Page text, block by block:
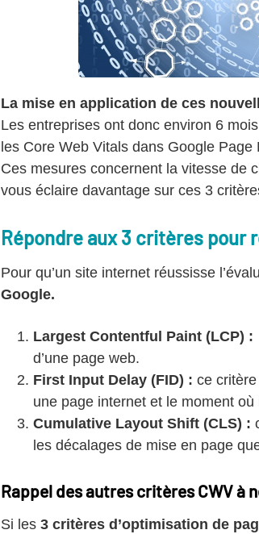
La mise en application de ces
Les entreprises ont donc environ 6
les Core Web Vitals dans Google
Ces mesures concernent la vitesse de
vous éclaire davantage sur ces 3
Répondre aux 3 critères pour
Pour qu’un site internet réussisse
Google.
Largest Contentful Paint (LCP) :
d’une page web.
First Input Delay (FID) : ce
une page internet et le moment
Cumulative Layout Shift (CLS) :
les décalages de mise en page
Rappel des autres critères CWV à
Si les 3 critères d’optimisation de